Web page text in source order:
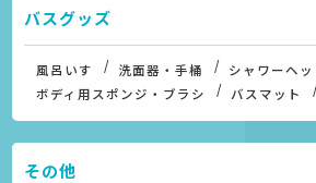
バスグッズ
風呂いす 洗面器・手桶
シャワーヘ
ボディ用スポンジ・ブラシ
バスマット
その他